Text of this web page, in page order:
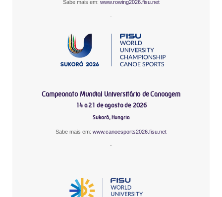
Sabe mais em: www.rowing2026.fisu.net
-
Campeonato Mundial Universitário de Canoagem
14 a 21 de agosto de 2026
Sukoró, Hungria
Sabe mais em: www.canoesports2026.fisu.net
-